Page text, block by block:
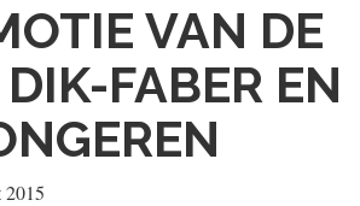
VAN DE
FABER EN
2015